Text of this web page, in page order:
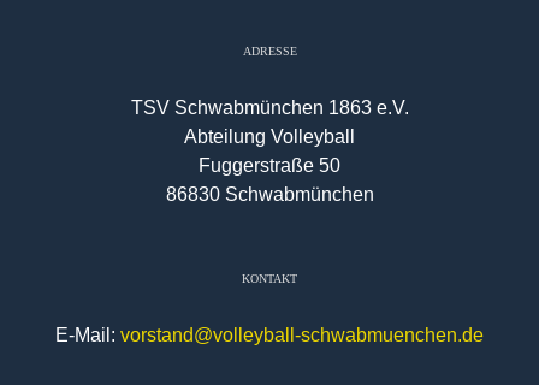
ADRESSE
TSV Schwabmünchen 1863 e.V.
Abteilung Volleyball
Fuggerstraße 50
86830 Schwabmünchen
KONTAKT
E-Mail: vorstand@volleyball-schwabmuenchen.de